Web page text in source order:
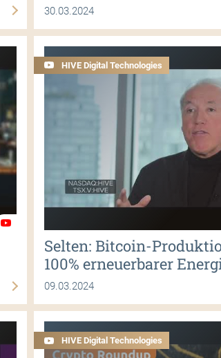
30.03.2024
HIVE Digital Technologies
Selten: Bitcoin-
100% erneuerbarer
09.03.2024
HIVE Digital Technologies